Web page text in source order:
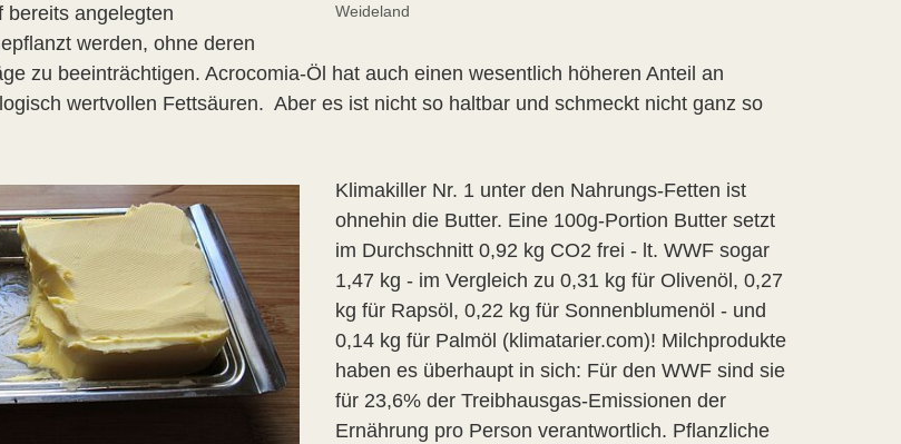
Weideland
bereits angelegten
werden, ohne deren
zu beeinträchtigen. Acrocomia-Öl hat auch einen wesentlich höheren Anteil an
wertvollen Fettsäuren. Aber es ist nicht so haltbar und schmeckt nicht ganz so
Klimakiller Nr. 1 unter den Nahrungs-Fetten ist
ohnehin die Butter. Eine 100g-Portion Butter setzt
im Durchschnitt 0,92 kg CO2 frei - lt. WWF sogar
1,47 kg - im Vergleich zu 0,31 kg für Olivenöl, 0,27
kg für Rapsöl, 0,22 kg für Sonnenblumenöl - und
0,14 kg für Palmöl (klimatarier.com)! Milchprodukte
haben es überhaupt in sich: Für den WWF sind sie
für 23,6% der Treibhausgas-Emissionen der
Ernährung pro Person verantwortlich. Pflanzliche